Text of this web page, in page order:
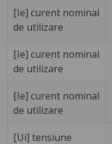
[Ie] curent nominal
de utilizare
[Ie] curent nominal
de utilizare
[Ie] curent nominal
de utilizare
[Ui] tensiune